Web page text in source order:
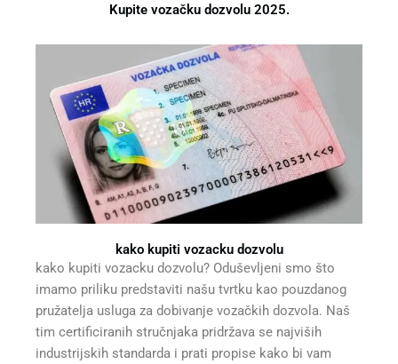
Kupite vozačku dozvolu 2025.
kako kupiti vozacku dozvolu
kako kupiti vozacku dozvolu? Oduševljeni smo što
imamo priliku predstaviti našu tvrtku kao pouzdanog
pružatelja usluga za dobivanje vozačkih dozvola. Naš
tim certificiranih stručnjaka pridržava se najviših
industrijskih standarda i prati propise kako bi vam